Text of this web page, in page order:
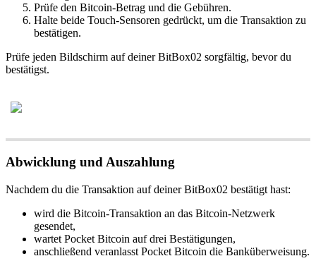
Prüfe den Bitcoin-Betrag und die Gebühren.
Halte beide Touch-Sensoren gedrückt, um die Transaktion zu
bestätigen.
Prüfe jeden Bildschirm auf deiner BitBox02 sorgfältig, bevor du
bestätigst.
Abwicklung und Auszahlung
Nachdem du die Transaktion auf deiner BitBox02 bestätigt hast:
wird die Bitcoin-Transaktion an das Bitcoin-Netzwerk
gesendet,
wartet Pocket Bitcoin auf drei Bestätigungen,
anschließend veranlasst Pocket Bitcoin die Banküberweisung.